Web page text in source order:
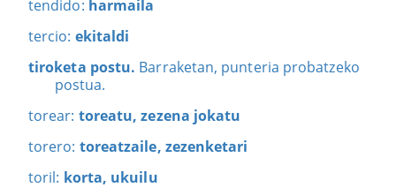
tendido: harmaila
tercio: ekitaldi
tiroketa postu. Barraketan, punteria probatzeko
postua.
torear: toreatu, zezena jokatu
torero: toreatzaile, zezenketari
toril: korta, ukuilu